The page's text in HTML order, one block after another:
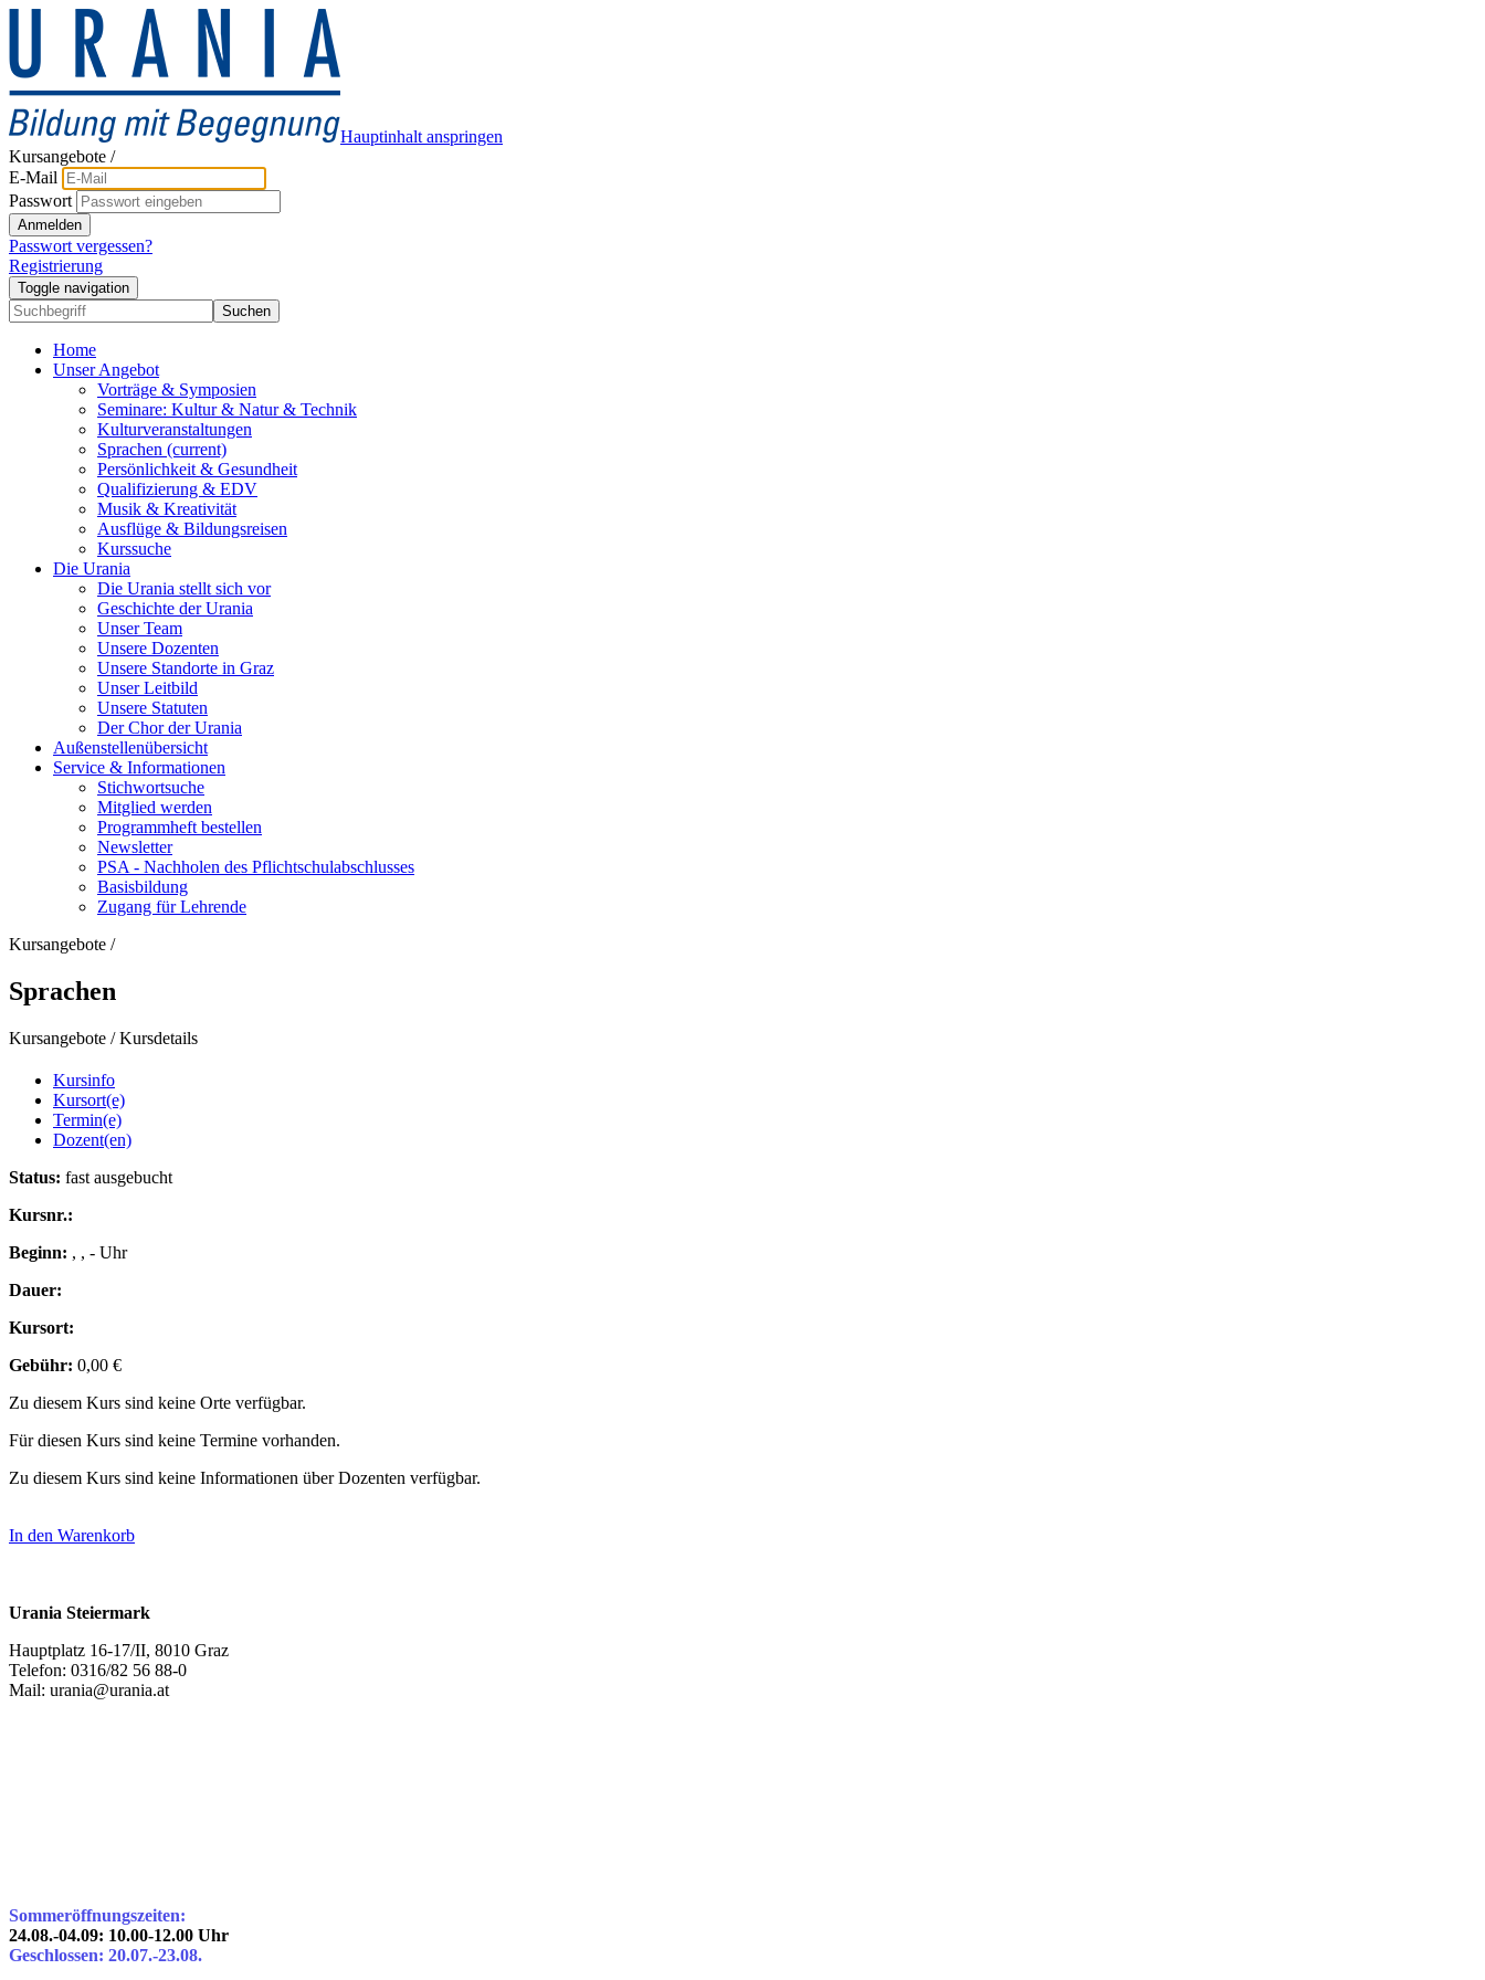
Hauptinhalt anspringen
Kursangebote /
E-Mail
Passwort
Anmelden
Passwort vergessen?
Registrierung
Toggle navigation
Suchen
Home
Unser Angebot
Vorträge & Symposien
Seminare: Kultur & Natur & Technik
Kulturveranstaltungen
Sprachen (current)
Persönlichkeit & Gesundheit
Qualifizierung & EDV
Musik & Kreativität
Ausflüge & Bildungsreisen
Kurssuche
Die Urania
Die Urania stellt sich vor
Geschichte der Urania
Unser Team
Unsere Dozenten
Unsere Standorte in Graz
Unser Leitbild
Unsere Statuten
Der Chor der Urania
Außenstellenübersicht
Service & Informationen
Stichwortsuche
Mitglied werden
Programmheft bestellen
Newsletter
PSA - Nachholen des Pflichtschulabschlusses
Basisbildung
Zugang für Lehrende
Kursangebote /
Sprachen
Kursangebote /Kursdetails
Kursinfo
Kursort(e)
Termin(e)
Dozent(en)
Status: fast ausgebucht
Kursnr.:
Beginn: , , - Uhr
Dauer:
Kursort:
Gebühr: 0,00 €
Zu diesem Kurs sind keine Orte verfügbar.
Für diesen Kurs sind keine Termine vorhanden.
Zu diesem Kurs sind keine Informationen über Dozenten verfügbar.
In den Warenkorb
Urania Steiermark
Hauptplatz 16-17/II, 8010 Graz
Telefon: 0316/82 56 88-0
Mail: urania@urania.at
Sommeröffnungszeiten:
24.08.-04.09: 10.00-12.00 Uhr
Geschlossen: 20.07.-23.08.